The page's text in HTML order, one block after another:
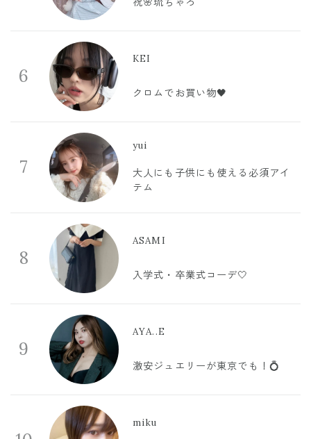
6
KEI
クロムでお買い物🖤
7
yui
大人にも子供にも使える必須アイ
テム
8
ASAMI
入学式・卒業式コーデ🤍
9
AYA..E
激安ジュエリーが東京でも！💍
miku